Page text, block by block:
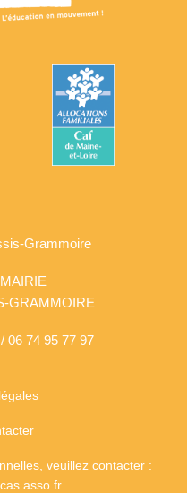
Grammoire
GRAMMOIRE
06 74 95 77 97
veuillez contacter :